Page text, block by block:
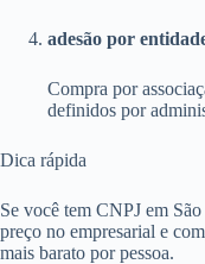
adesão por
Compra por
definidos por
Dica rápida
Se você tem CNPJ em
preço no empresarial e
mais barato por pessoa.